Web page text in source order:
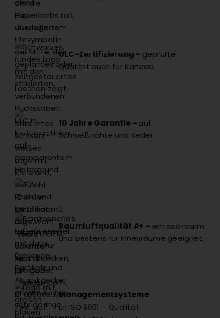
ULC-Zertifizierung – geprüfte
Qualität auch für Kanada.
10 Jahre Garantie – auf
Schweißnähte und Keder.
Raumluftqualität A+ – emissionsarm
und bestens für Innenräume geeignet.
Managementsysteme
En ISO 9001 – Qualität